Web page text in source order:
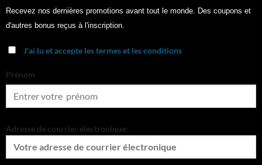
Recevez nos dernières promotions avant tout le monde. Des coupons et
d'autres bonus reçus à l'inscription.
J'ai lu et accepte les termes et les conditions
Prénom
Adresse de courrier électronique: